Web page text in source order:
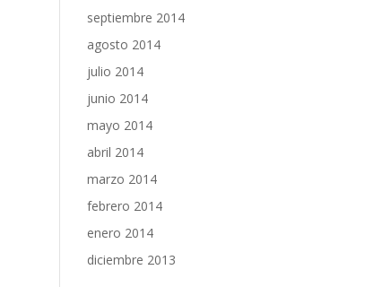
septiembre 2014
agosto 2014
julio 2014
junio 2014
mayo 2014
abril 2014
marzo 2014
febrero 2014
enero 2014
diciembre 2013